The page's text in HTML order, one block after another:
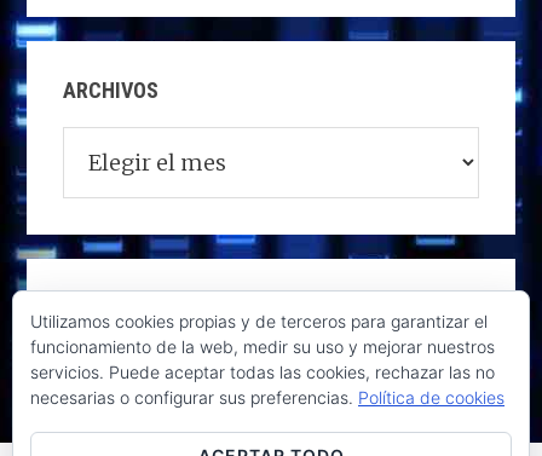
ARCHIVOS
Utilizamos cookies propias y de terceros para garantizar el
funcionamiento de la web, medir su uso y mejorar nuestros
servicios. Puede aceptar todas las cookies, rechazar las no
necesarias o configurar sus preferencias. Política de cookies